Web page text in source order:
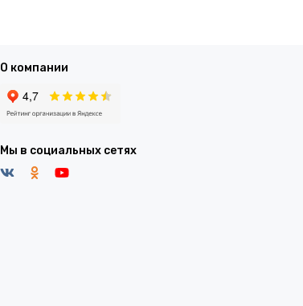
О компании
Мы в социальных сетях